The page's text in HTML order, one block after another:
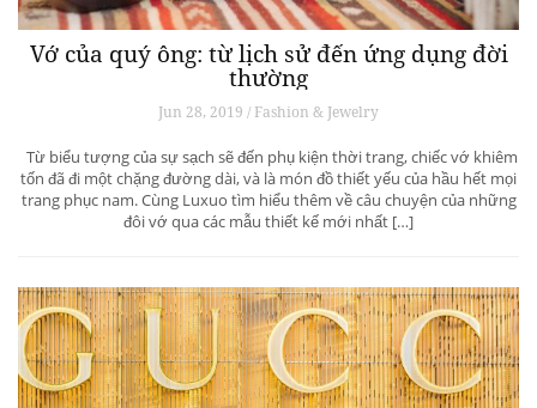
Vớ của quý ông: từ lịch sử đến ứng dụng đời
thường
Jun 28, 2019 / Fashion & Jewelry
Từ biểu tượng của sự sạch sẽ đến phụ kiện thời trang, chiếc vớ khiêm
tốn đã đi một chặng đường dài, và là món đồ thiết yếu của hầu hết mọi
trang phục nam. Cùng Luxuo tìm hiểu thêm về câu chuyện của những
đôi vớ qua các mẫu thiết kế mới nhất […]